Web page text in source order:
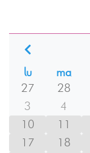
lu
ma
27
28
3
4
10
11
17
18